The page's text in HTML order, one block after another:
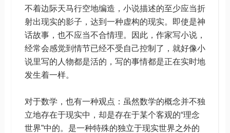
不着边际天马行空地编造，小说描述的至少应当折
射出现实的影子，达到一种虚构的现实。即使是神
话故事，也不应当不合情理。因此，作家写小说，
经常会感觉到情节已经不受自己控制了，就好像小
说里写的人物都是活的，写的事情都是正在实时地
发生着一样。
对于数学，也有一种观点：虽然数学的概念并不独
立地存在于现实中，却是存在于某个客观的“理念
世界”中的。是一种特殊的独立于现实世界之外的